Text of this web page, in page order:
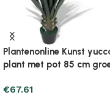
Plantenonline
pot